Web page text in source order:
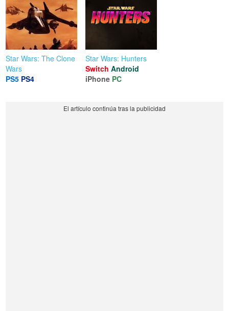
Star Wars: The Clone
Wars
PS5 PS4
Star Wars: Hunters
Switch Android
iPhone PC